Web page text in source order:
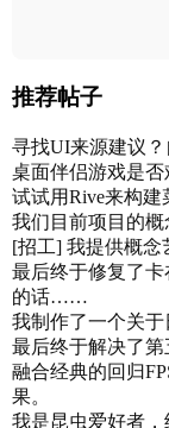
推荐帖子
寻找UI来源建议
桌面伴侣游戏是
试试用Rive来构建
我们目前项目的概
[招工] 我提供概念
最后终于修复了
的话……
我制作了一个关
最后终于解决了
融合经典的回归
果。
我是昆虫爱好者